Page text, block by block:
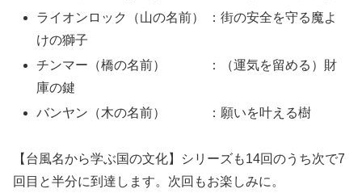
ライオンロック（山の名前） ：街の安全を守る魔よ
けの獅子
チンマー（橋の名前） ：（運気を留める）財
庫の鍵
バンヤン（木の名前） ：願いを叶える樹
【台風名から学ぶ国の文化】シリーズも14回のうち次で7
回目と半分に到達します。次回もお楽しみに。